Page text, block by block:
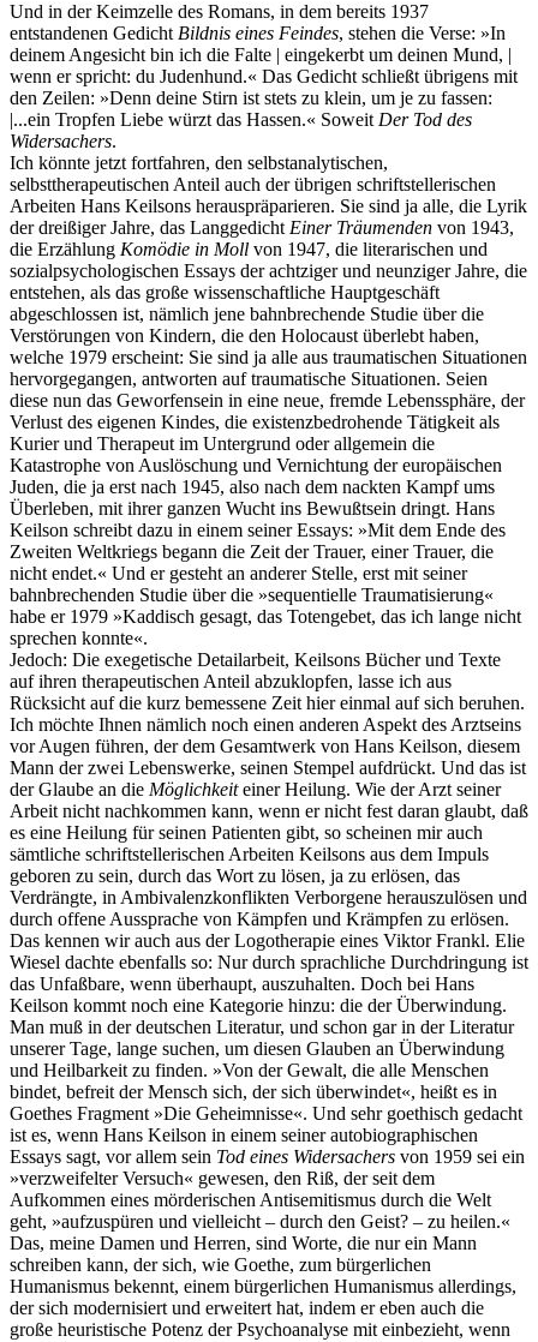
Und in der Keimzelle des Romans, in dem bereits 1937
entstandenen Gedicht Bildnis eines Feindes, stehen die Verse: »In
deinem Angesicht bin ich die Falte | eingekerbt um deinen Mund, |
wenn er spricht: du Judenhund.« Das Gedicht schließt übrigens mit
den Zeilen: »Denn deine Stirn ist stets zu klein, um je zu fassen:
|...ein Tropfen Liebe würzt das Hassen.« Soweit Der Tod des
Widersachers.
Ich könnte jetzt fortfahren, den selbstanalytischen,
selbsttherapeutischen Anteil auch der übrigen schriftstellerischen
Arbeiten Hans Keilsons herauspräparieren. Sie sind ja alle, die Lyrik
der dreißiger Jahre, das Langgedicht Einer Träumenden von 1943,
die Erzählung Komödie in Moll von 1947, die literarischen und
sozialpsychologischen Essays der achtziger und neunziger Jahre, die
entstehen, als das große wissenschaftliche Hauptgeschäft
abgeschlossen ist, nämlich jene bahnbrechende Studie über die
Verstörungen von Kindern, die den Holocaust überlebt haben,
welche 1979 erscheint: Sie sind ja alle aus traumatischen Situationen
hervorgegangen, antworten auf traumatische Situationen. Seien
diese nun das Geworfensein in eine neue, fremde Lebenssphäre, der
Verlust des eigenen Kindes, die existenzbedrohende Tätigkeit als
Kurier und Therapeut im Untergrund oder allgemein die
Katastrophe von Auslöschung und Vernichtung der europäischen
Juden, die ja erst nach 1945, also nach dem nackten Kampf ums
Überleben, mit ihrer ganzen Wucht ins Bewußtsein dringt. Hans
Keilson schreibt dazu in einem seiner Essays: »Mit dem Ende des
Zweiten Weltkriegs begann die Zeit der Trauer, einer Trauer, die
nicht endet.« Und er gesteht an anderer Stelle, erst mit seiner
bahnbrechenden Studie über die »sequentielle Traumatisierung«
habe er 1979 »Kaddisch gesagt, das Totengebet, das ich lange nicht
sprechen konnte«.
Jedoch: Die exegetische Detailarbeit, Keilsons Bücher und Texte
auf ihren therapeutischen Anteil abzuklopfen, lasse ich aus
Rücksicht auf die kurz bemessene Zeit hier einmal auf sich beruhen.
Ich möchte Ihnen nämlich noch einen anderen Aspekt des Arztseins
vor Augen führen, der dem Gesamtwerk von Hans Keilson, diesem
Mann der zwei Lebenswerke, seinen Stempel aufdrückt. Und das ist
der Glaube an die Möglichkeiteiner Heilung. Wie der Arzt seiner
Arbeit nicht nachkommen kann, wenn er nicht fest daran glaubt, daß
es eine Heilung für seinen Patienten gibt, so scheinen mir auch
sämtliche schriftstellerischen Arbeiten Keilsons aus dem Impuls
geboren zu sein, durch das Wort zu lösen, ja zu erlösen, das
Verdrängte, in Ambivalenzkonflikten Verborgene herauszulösen und
durch offene Aussprache von Kämpfen und Krämpfen zu erlösen.
Das kennen wir auch aus der Logotherapie eines Viktor Frankl. Elie
Wiesel dachte ebenfalls so: Nur durch sprachliche Durchdringung ist
das Unfaßbare, wenn überhaupt, auszuhalten. Doch bei Hans
Keilson kommt noch eine Kategorie hinzu: die der Überwindung.
Man muß in der deutschen Literatur, und schon gar in der Literatur
unserer Tage, lange suchen, um diesen Glauben an Überwindung
und Heilbarkeit zu finden. »Von der Gewalt, die alle Menschen
bindet, befreit der Mensch sich, der sich überwindet«, heißt es in
Goethes Fragment »Die Geheimnisse«. Und sehr goethisch gedacht
ist es, wenn Hans Keilson in einem seiner autobiographischen
Essays sagt, vor allem sein Tod eines Widersachers von 1959 sei ein
»verzweifelter Versuch« gewesen, den Riß, der seit dem
Aufkommen eines mörderischen Antisemitismus durch die Welt
geht, »aufzuspüren und vielleicht – durch den Geist? – zu heilen.«
Das, meine Damen und Herren, sind Worte, die nur ein Mann
schreiben kann, der sich, wie Goethe, zum bürgerlichen
Humanismus bekennt, einem bürgerlichen Humanismus allerdings,
der sich modernisiert und erweitert hat, indem er eben auch die
große heuristische Potenz der Psychoanalyse mit einbezieht, wenn